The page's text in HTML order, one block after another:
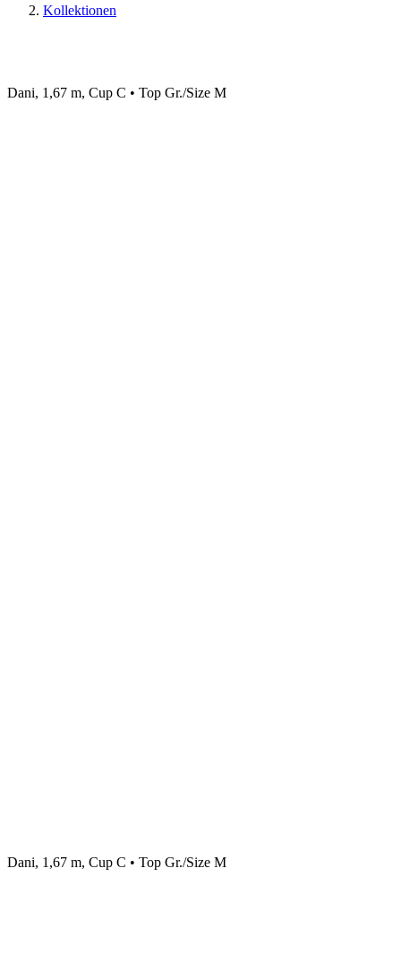
Kollektionen
Dani, 1,67 m, Cup C • Top Gr./Size M
Dani, 1,67 m, Cup C • Top Gr./Size M